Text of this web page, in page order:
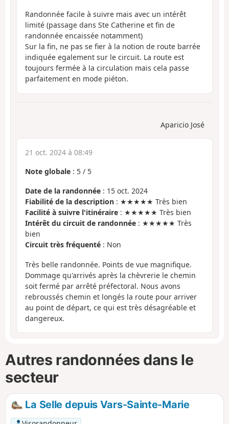
Randonnée facile à suivre mais avec un intérêt
limité (passage dans Ste Catherine et fin de
randonnée encaissée notamment)
Sur la fin, ne pas se fier à la notion de route barrée
indiquée egalement sur le circuit. La route est
toujours fermée à la circulation mais cela passe
parfaitement en mode piéton.
Aparicio José
21 oct. 2024 à 08:49
Note globale : 5 / 5
Date de la randonnée : 15 oct. 2024
Fiabilité de la description : ★★★★★ Très bien
Facilité à suivre l'itinéraire : ★★★★★ Très bien
Intérêt du circuit de randonnée : ★★★★★ Très
bien
Circuit très fréquenté : Non
Très belle randonnée. Points de vue magnifique.
Dommage qu'arrivés après la chèvrerie le chemin
soit fermé par arrêté préfectoral. Nous avons
rebroussés chemin et longés la route pour arriver
au point de départ, ce qui est très désagréable et
dangereux.
Autres randonnées dans le
secteur
La Selle depuis Vars-Sainte-Marie